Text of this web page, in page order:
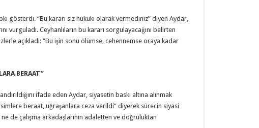
gösterdi. “Bu kararı siz hukuki olarak vermediniz” diyen Aydar,
vurguladı. Ceyhanlıların bu kararı sorgulayacağını belirten
açıkladı: “Bu işin sonu ölümse, cehennemse oraya kadar
BERAAT’’
ifade eden Aydar, siyasetin baskı altına alınmak
beraat, uğraşanlara ceza verildi” diyerek sürecin siyasi
de çalışma arkadaşlarının adaletten ve doğruluktan